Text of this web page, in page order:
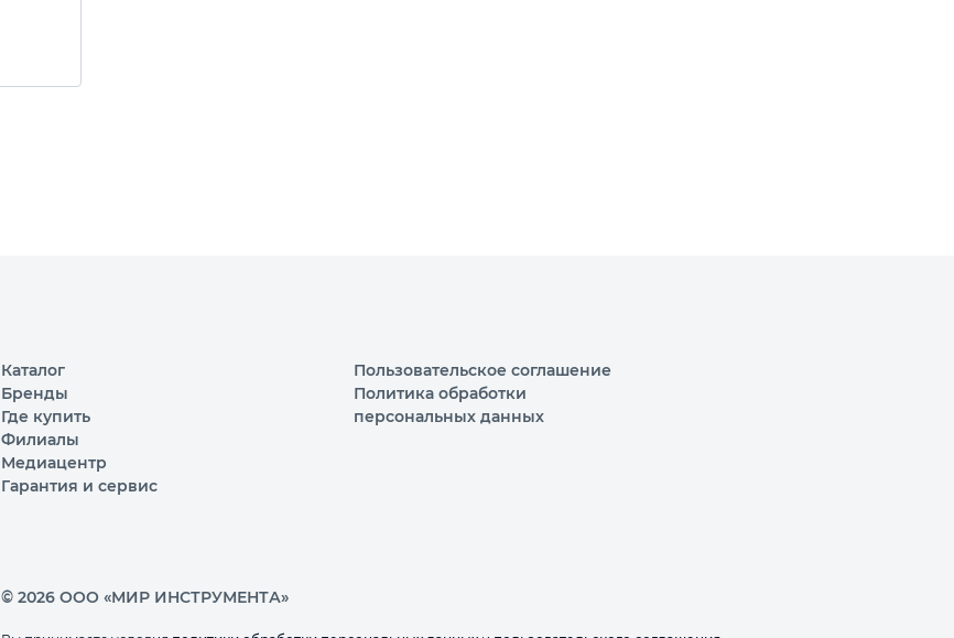
Каталог
Бренды
Где купить
Филиалы
Медиацентр
Гарантия и сервис
Пользовательское соглашение
Политика обработки
персональных данных
© 2026 ООО «МИР ИНСТРУМЕНТА»